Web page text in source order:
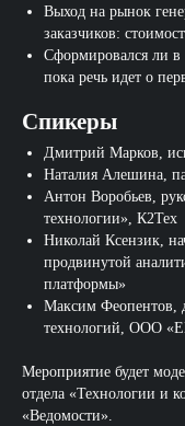
Выход на рынок
заказчиков:
Сформировался ли
пока речь идет о
Спикеры
Дмитрий Марков,
Наталия Алешина,
Антон Воробьев,
технологии», К2Тех
Николай Ксензик,
продвинутой
платформы»
Максим Феопентов,
технологий, ООО
Мероприятие будет
отдела «Технологии и
«Ведомости».